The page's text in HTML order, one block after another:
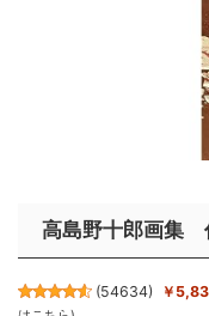
高島野十郎画集
(54634) ￥